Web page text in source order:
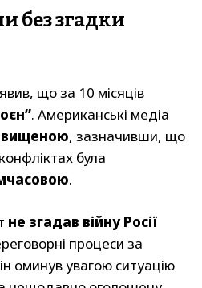
без згадки
що за 10 місяців
. Американські медіа
, зазначивши, що
була
.
не згадав війну Росії
процеси за
оминув увагою ситуацію